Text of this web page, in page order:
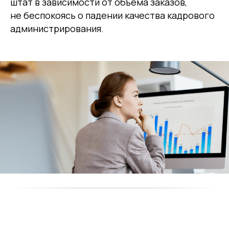
не беспокоясь о падении качества кадрового
администрирования.